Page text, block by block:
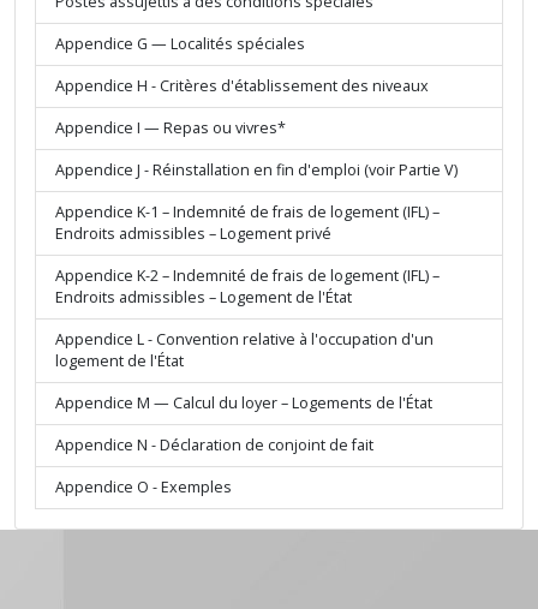
Appendice G — Localités spéciales
Appendice H - Critères d'établissement des niveaux
Appendice I — Repas ou vivres*
Appendice J - Réinstallation en fin d'emploi (voir Partie V)
Appendice K-1 – Indemnité de frais de logement (IFL) –
Endroits admissibles – Logement privé
Appendice K-2 – Indemnité de frais de logement (IFL) –
Endroits admissibles – Logement de l'État
Appendice L - Convention relative à l'occupation d'un
logement de l'État
Appendice M — Calcul du loyer – Logements de l'État
Appendice N - Déclaration de conjoint de fait
Appendice O - Exemples